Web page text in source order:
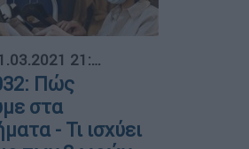
21:56
Πώς
στα
- Τι ισχύει